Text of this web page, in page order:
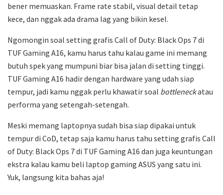
bener memuaskan. Frame rate stabil, visual detail tetap
kece, dan nggak ada drama lag yang bikin kesel.
Ngomongin soal setting grafis Call of Duty: Black Ops 7 di
TUF Gaming A16, kamu harus tahu kalau game ini memang
butuh spek yang mumpuni biar bisa jalan di setting tinggi.
TUF Gaming A16 hadir dengan hardware yang udah siap
tempur, jadi kamu nggak perlu khawatir soal bottleneckatau
performa yang setengah-setengah.
Meski memang laptopnya sudah bisa siap dipakai untuk
tempur di CoD, tetap saja kamu harus tahu setting grafis Call
of Duty: Black Ops 7 di TUF Gaming A16 dan juga keuntungan
ekstra kalau kamu beli laptop gaming ASUS yang satu ini.
Yuk, langsung kita bahas aja!